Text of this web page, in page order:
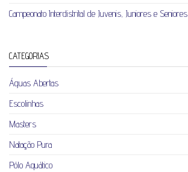
Campeonato Interdistrital de Juvenis, Juniores e Seniores
CATEGORIAS
Águas Abertas
Escolinhas
Masters
Natação Pura
Pólo Aquático